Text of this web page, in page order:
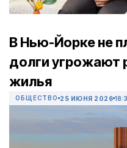
В Нью-Йорке не
долги угрожают
жилья
ОБЩЕСТВО 25 ИЮНЯ 2026